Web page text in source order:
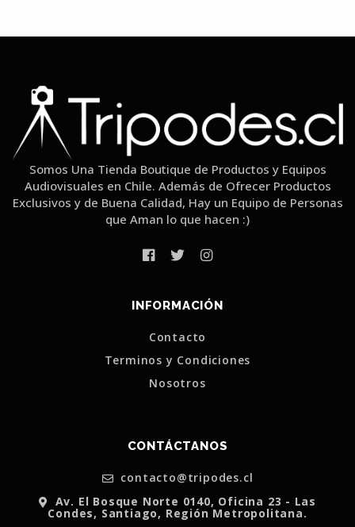
Somos Una Tienda Boutique de Productos y Equipos
Audiovisuales en Chile. Además de Ofrecer Productos
Exclusivos y de Buena Calidad, Hay un Equipo de Personas
que Aman lo que hacen :)
INFORMACIÓN
Contacto
Terminos y Condiciones
Nosotros
CONTÁCTANOS
contacto@tripodes.cl
Av. El Bosque Norte 0140, Oficina 23 - Las
Condes, Santiago, Región Metropolitana.